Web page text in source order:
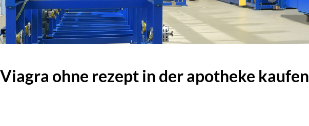
Viagra ohne rezept in der apotheke kaufen